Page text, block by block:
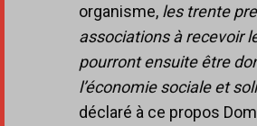
organisme, les trente
associations à recevoir
pourront ensuite être
l’économie sociale et
déclaré à ce propos